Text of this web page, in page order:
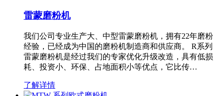
雷蒙磨粉机
我们公司专业生产大、中型雷蒙磨粉机，拥有22年磨粉
经验，已经成为中国的磨粉机制造商和供应商。 R系列
雷蒙磨粉机是经过我们的专家优化升级改造，具有低损
耗、投资小、环保、占地面积小等优点，它比传…
了解详情